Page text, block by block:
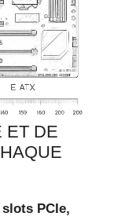
ET DE
slots PCIe,